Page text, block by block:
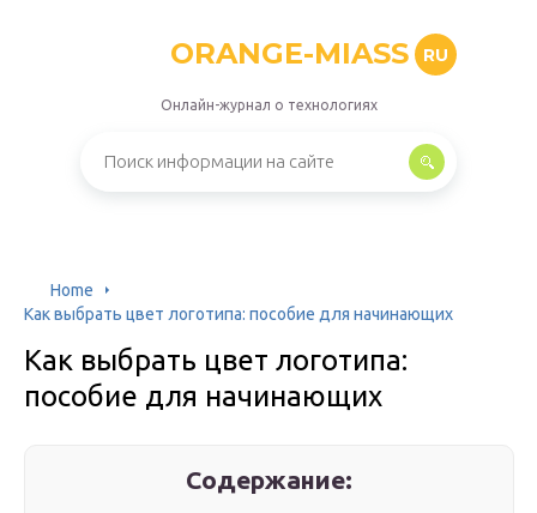
ORANGE-MIASS RU
Онлайн-журнал о технологиях
Home
Как выбрать цвет логотипа: пособие для начинающих
Как выбрать цвет логотипа:
пособие для начинающих
Содержание: